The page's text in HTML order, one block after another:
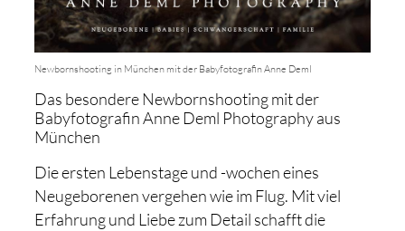
Newbornshooting in München mit der Babyfotografin Anne Deml
Das besondere Newbornshooting mit der
Babyfotografin Anne Deml Photography aus
München
Die ersten Lebenstage und -wochen eines
Neugeborenen vergehen wie im Flug. Mit viel
Erfahrung und Liebe zum Detail schafft die